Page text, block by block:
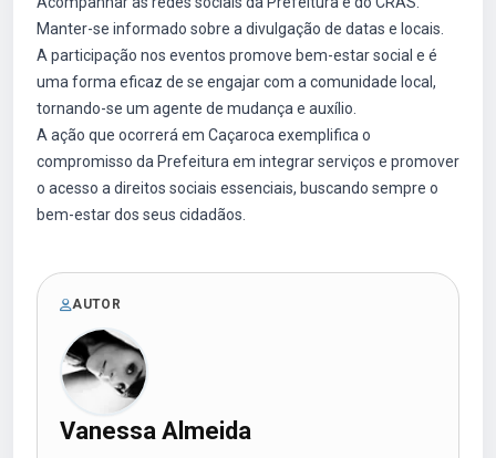
Manter-se informado sobre a divulgação de datas e locais.
A participação nos eventos promove bem-estar social e é
uma forma eficaz de se engajar com a comunidade local,
tornando-se um agente de mudança e auxílio.
A ação que ocorrerá em Caçaroca exemplifica o
compromisso da Prefeitura em integrar serviços e promover
o acesso a direitos sociais essenciais, buscando sempre o
bem-estar dos seus cidadãos.
AUTOR
Vanessa Almeida